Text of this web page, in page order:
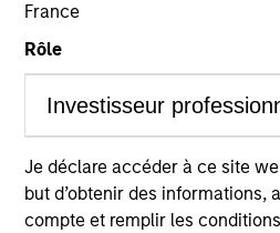
France
Rôle
Je déclare accéder à ce site
but d’obtenir des informations,
compte et remplir les
COUNTRY
China
Invested on
Dec 2018